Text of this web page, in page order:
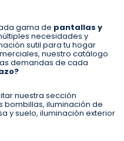
gama de pantallas y
necesidades y
sutil para tu hogar
nuestro catálogo
demandas de cada
nuestra sección
bombillas, iluminación de
y suelo, iluminación exterior